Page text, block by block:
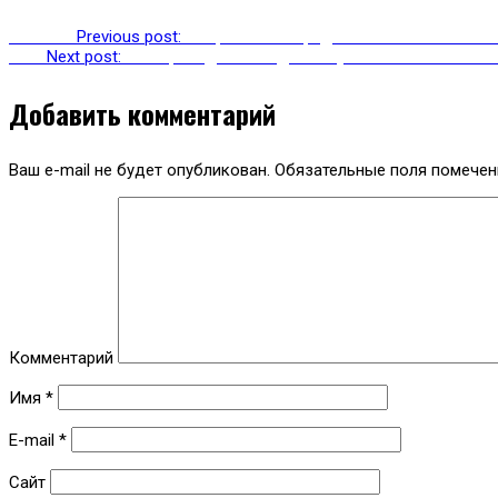
Previous post:
Next post:
Добавить комментарий
Ваш e-mail не будет опубликован. Обязательные поля
Комментарий
Имя *
E-mail *
Сайт